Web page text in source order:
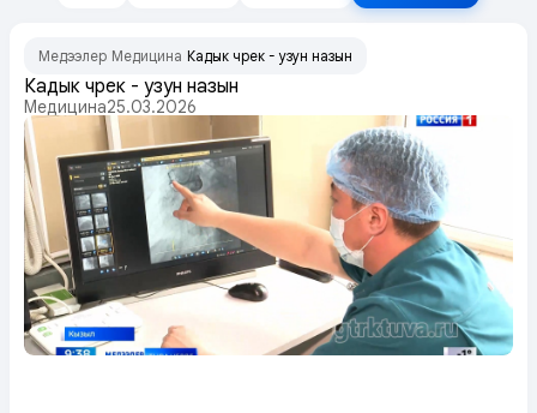
Медээлер Медицина Кадык чүрек - узун назын
Кадык чүрек - узун назын
Медицина25.03.2026